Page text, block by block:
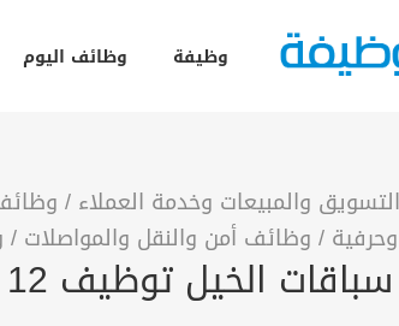
وظيفة وظائف اليوم
والمبيعات وخدمة العملاء /
/ وظائف أمن والنقل والمواصلات /
توظيف 12 وظيفة ادارية وتقنية وأمنية وقانونية في الرياض